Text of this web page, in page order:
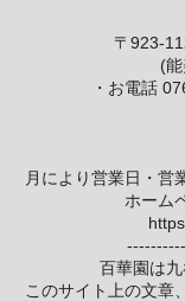
〒923-
(
・お電話
月により営業日・営
ホーム
百華園は九
このサイト上の文章